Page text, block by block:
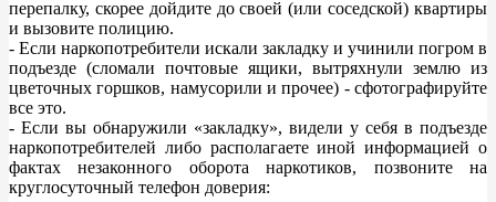
перепалку, скорее дойдите до своей (или соседской) квартиры
и вызовите полицию.
- Если наркопотребители искали закладку и учинили погром в
подъезде (сломали почтовые ящики, вытряхнули землю из
цветочных горшков, намусорили и прочее) - сфотографируйте
все это.
- Если вы обнаружили «закладку», видели у себя в подъезде
наркопотребителей либо располагаете иной информацией о
фактах незаконного оборота наркотиков, позвоните на
круглосуточный телефон доверия: